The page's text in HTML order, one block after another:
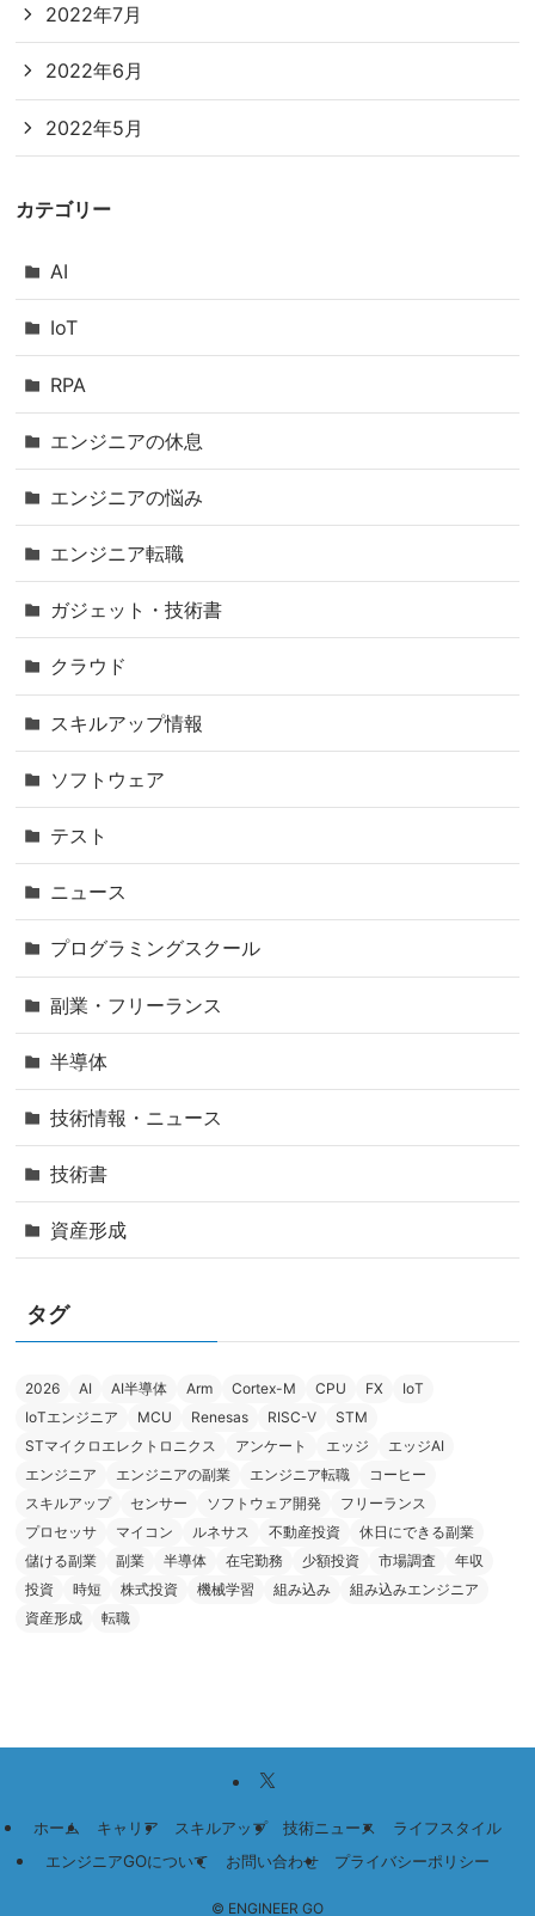
2022年7月
2022年6月
2022年5月
カテゴリー
AI
IoT
RPA
エンジニアの休息
エンジニアの悩み
エンジニア転職
ガジェット・技術書
クラウド
スキルアップ情報
ソフトウェア
テスト
ニュース
プログラミングスクール
副業・フリーランス
半導体
技術情報・ニュース
技術書
資産形成
タグ
2026 AI AI半導体 Arm Cortex-M CPU FX
IoT
IoTエンジニア
MCU Renesas RISC-V
STM
STマイクロエレクトロニクス
アンケート エッジ
エッジAI
エンジニア
エンジニアの副業 エンジニア転職
コーヒー
スキルアップ
センサー ソフトウェア開発
フリーランス
プロセッサ
マイコン ルネサス 不動産投資
休日にできる副業
儲ける副業
副業 半導体 在宅勤務 少額投資 市場調査
年収
投資
時短 株式投資 機械学習 組み込み
組み込みエンジニア
資産形成
転職
ホーム キャリア スキルアップ 技術ニュース
ライフスタイル
エンジニアGOについて
お問い合わせ プライバシーポリシー
© ENGINEER GO